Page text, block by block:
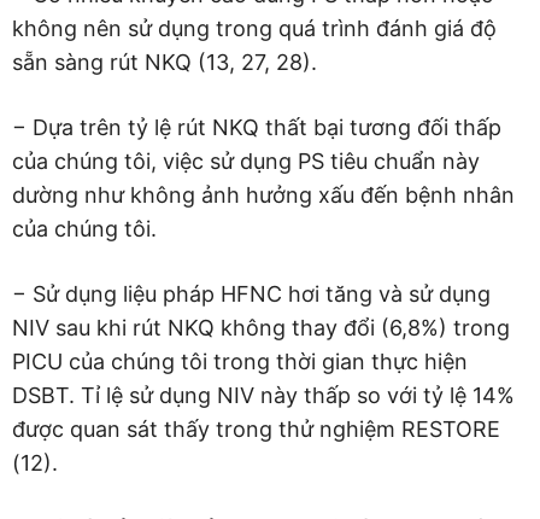
không nên sử dụng trong quá trình đánh giá độ
sẵn sàng rút NKQ (13, 27, 28).
− Dựa trên tỷ lệ rút NKQ thất bại tương đối thấp
của chúng tôi, việc sử dụng PS tiêu chuẩn này
dường như không ảnh hưởng xấu đến bệnh nhân
của chúng tôi.
− Sử dụng liệu pháp HFNC hơi tăng và sử dụng
NIV sau khi rút NKQ không thay đổi (6,8%) trong
PICU của chúng tôi trong thời gian thực hiện
DSBT. Tỉ lệ sử dụng NIV này thấp so với tỷ lệ 14%
được quan sát thấy trong thử nghiệm RESTORE
(12).